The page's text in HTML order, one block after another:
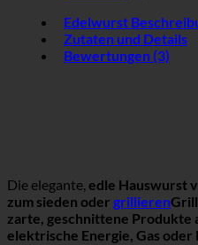
Edelwurst
Zutaten und Details
Bewertungen (3)
Die elegante, edle Hauswurst v
zum sieden oder grillieren
zarte, geschnittene Produkte
elektrische Energie, Gas